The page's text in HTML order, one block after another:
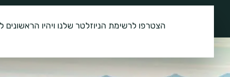
הצטרפו לרשימת הניוזלטר שלנו ויהיו הראשונים